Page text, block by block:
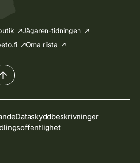
Jägaren-tidningen
Oma riista
Dataskyddbeskrivninger